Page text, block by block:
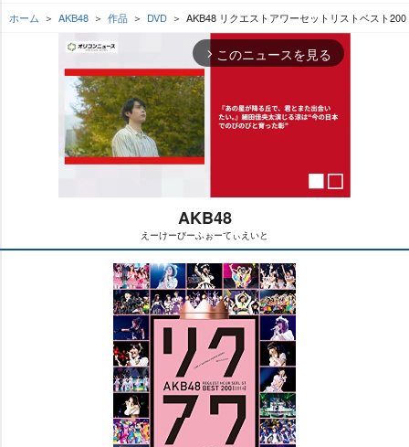
ホーム AKB48 作品 DVD AKB48 リクエストアワーセットリストベスト
arrow_forward_ios このニュースを見る
M
u
t
e
AKB48
えーけーびーふぉーてぃえいと